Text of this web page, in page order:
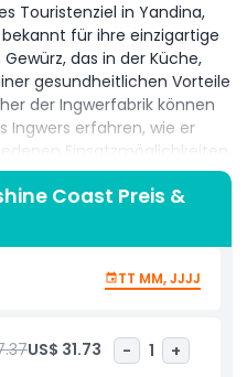
Touristenziel in Yandina,
für ihre einzigartige
das in der Küche,
gesundheitlichen Vorteile
der Ingwerfabrik können
Ingwers erfahren, wie er
Einsatzmöglichkeiten
Die
Ort, der
jeden Alters bietet.
Ort für alle, die sich für
Die Fabrik bietet
lernen können, wie Ingwer
Coast Preis &
TT MM, JJJJ
US$ 31.73 - 1 +